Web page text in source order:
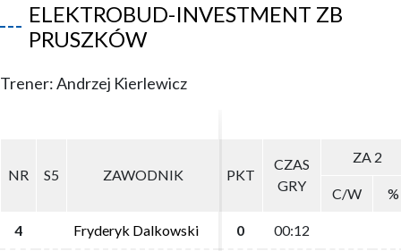
ELEKTROBUD-INVESTMENT ZB
PRUSZKÓW
Trener: Andrzej Kierlewicz
NR S5 ZAWODNIK PKT
CZAS
GRY
ZA 2
C/W %
4 Fryderyk Dalkowski 0 00:12
NR S5 ZAWODNIK PKT
CZAS
GRY
ZA 2
C/W %
4 Fryderyk Dalkowski 0 00:12